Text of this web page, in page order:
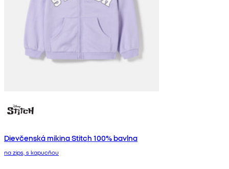
Dievčenská mikina Stitch 100% bavlna
na zips, s kapucňou